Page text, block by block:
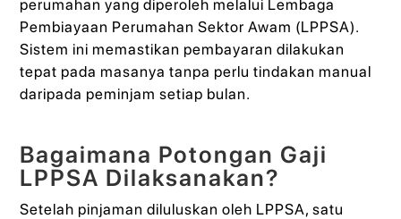
perumahan yang diperoleh melalui Lembaga
Pembiayaan Perumahan Sektor Awam (LPPSA).
Sistem ini memastikan pembayaran dilakukan
tepat pada masanya tanpa perlu tindakan manual
daripada peminjam setiap bulan.
Bagaimana Potongan Gaji
LPPSA Dilaksanakan?
Setelah pinjaman diluluskan oleh LPPSA, satu